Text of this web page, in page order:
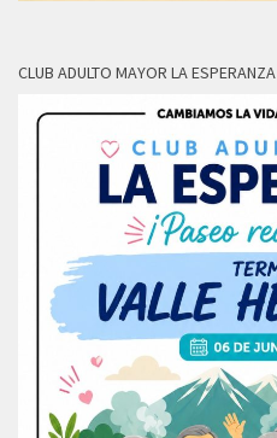
CLUB ADULTO MAYOR LA ESPERANZA